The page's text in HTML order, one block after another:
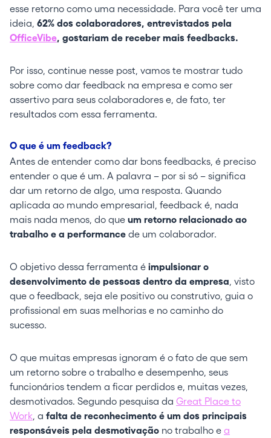
esse retorno como uma necessidade. Para você ter uma
ideia, 62% dos colaboradores, entrevistados pela
OfficeVibe, gostariam de receber mais feedbacks.
Por isso, continue nesse post, vamos te mostrar tudo
sobre como dar feedback na empresa e como ser
assertivo para seus colaboradores e, de fato, ter
resultados com essa ferramenta.
O que é um feedback?
Antes de entender como dar bons feedbacks, é preciso
entender o que é um. A palavra – por si só – significa
dar um retorno de algo, uma resposta. Quando
aplicada ao mundo empresarial, feedback é, nada
mais nada menos, do que um retorno relacionado ao
trabalho e a performance de um colaborador.
O objetivo dessa ferramenta é impulsionar o
desenvolvimento de pessoas dentro da empresa, visto
que o feedback, seja ele positivo ou construtivo, guia o
profissional em suas melhorias e no caminho do
sucesso.
O que muitas empresas ignoram é o fato de que sem
um retorno sobre o trabalho e desempenho, seus
funcionários tendem a ficar perdidos e, muitas vezes,
desmotivados. Segundo pesquisa da Great Place to
Work, a falta de reconhecimento é um dos principais
responsáveis pela desmotivação no trabalho e a